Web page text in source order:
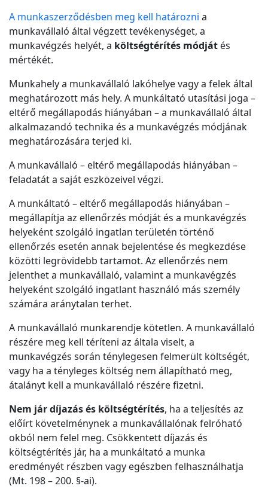
A munkaszerződésben meg kell határozni a
munkavállaló által végzett tevékenységet, a
munkavégzés helyét, a költségtérítés módját és
mértékét.
Munkahely a munkavállaló lakóhelye vagy a felek által
meghatározott más hely. A munkáltató utasítási joga –
eltérő megállapodás hiányában – a munkavállaló által
alkalmazandó technika és a munkavégzés módjának
meghatározására terjed ki.
A munkavállaló – eltérő megállapodás hiányában –
feladatát a saját eszközeivel végzi.
A munkáltató – eltérő megállapodás hiányában –
megállapítja az ellenőrzés módját és a munkavégzés
helyeként szolgáló ingatlan területén történő
ellenőrzés esetén annak bejelentése és megkezdése
közötti legrövidebb tartamot. Az ellenőrzés nem
jelenthet a munkavállaló, valamint a munkavégzés
helyeként szolgáló ingatlant használó más személy
számára aránytalan terhet.
A munkavállaló munkarendje kötetlen. A munkavállaló
részére meg kell téríteni az általa viselt, a
munkavégzés során ténylegesen felmerült költségét,
vagy ha a tényleges költség nem állapítható meg,
átalányt kell a munkavállaló részére fizetni.
Nem jár díjazás és költségtérítés, ha a teljesítés az
előírt követelménynek a munkavállalónak felróható
okból nem felel meg. Csökkentett díjazás és
költségtérítés jár, ha a munkáltató a munka
eredményét részben vagy egészben felhasználhatja
(Mt. 198 – 200. §-ai).